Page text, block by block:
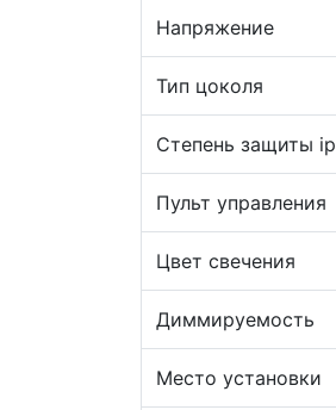
Напряжение
Тип цоколя
Степень защиты ip
Пульт управления
Цвет свечения
Диммируемость
Место установки